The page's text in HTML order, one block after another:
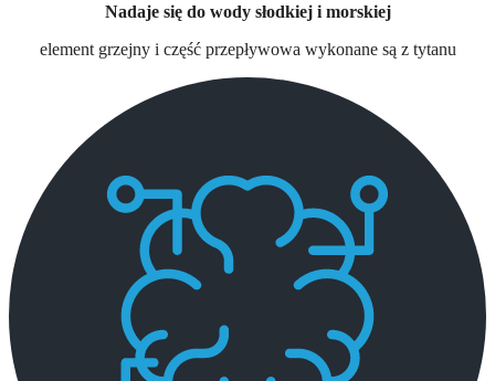
Nadaje się do wody słodkiej i morskiej
element grzejny i część przepływowa wykonane są z tytanu